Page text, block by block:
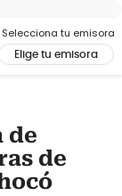
Selecciona tu emisora
Elige tu emisora
de
de